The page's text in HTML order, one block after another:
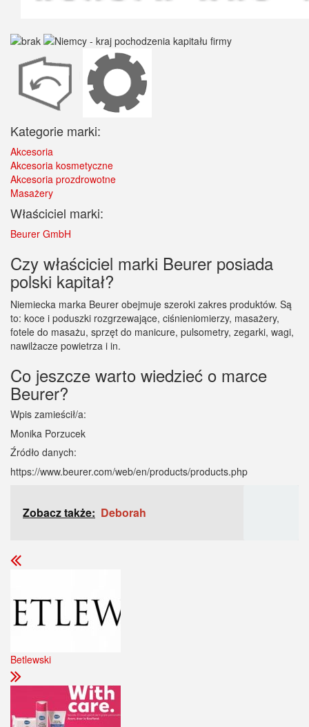
Kategorie marki:
Akcesoria
Akcesoria kosmetyczne
Akcesoria prozdrowotne
Masażery
Właściciel marki:
Beurer GmbH
Czy właściciel marki Beurer posiada
polski kapitał?
Niemiecka marka Beurer obejmuje szeroki zakres produktów. Są
to: koce i poduszki rozgrzewające, ciśnieniomierzy, masażery,
fotele do masażu, sprzęt do manicure, pulsometry, zegarki, wagi,
nawilżacze powietrza i in.
Co jeszcze warto wiedzieć o marce
Beurer?
Wpis zamieścił/a:
Monika Porzucek
Źródło danych:
https://www.beurer.com/web/en/products/products.php
Zobacz także: Deborah
Betlewski